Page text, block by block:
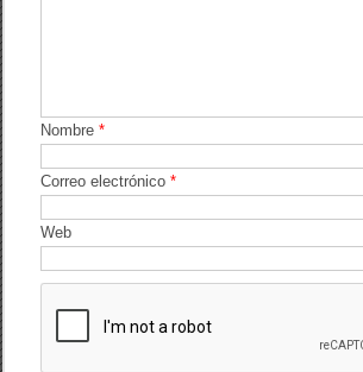
Nombre*
Correo electrónico*
Web